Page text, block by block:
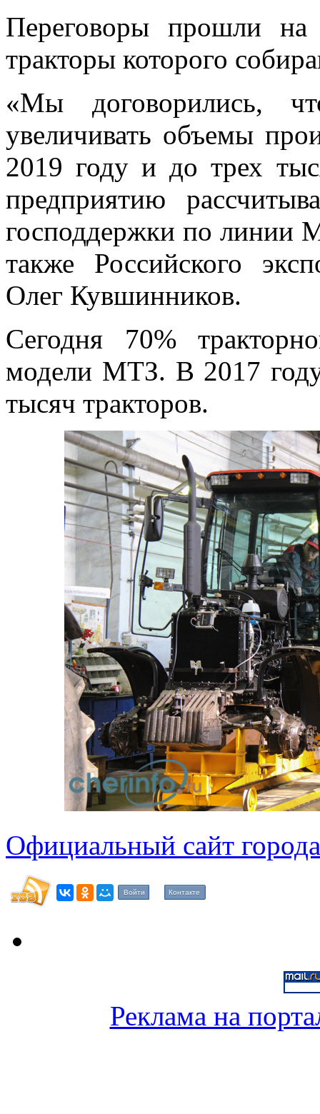
Переговоры прошли на
тракторы которого
«Мы договорились,
увеличивать объемы
2019 году и до трех
предприятию
господдержки по линии
также Российского
Олег Кувшинников.
Сегодня 70%
модели МТЗ. В 2017
тысяч тракторов.
Официальный сайт
Войти Контакте
Реклама на